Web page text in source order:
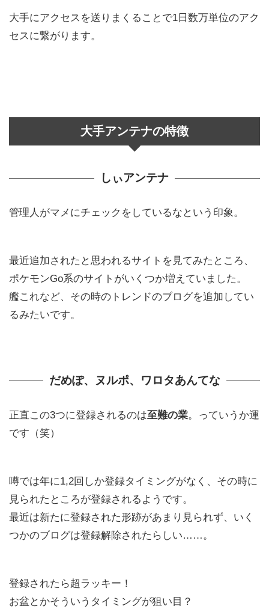
大手にアクセスを送りまくることで1日数万単位のアク
セスに繋がります。
大手アンテナの特徴
しぃアンテナ
管理人がマメにチェックをしているなという印象。
最近追加されたと思われるサイトを見てみたところ、
ポケモンGo系のサイトがいくつか増えていました。
艦これなど、その時のトレンドのブログを追加してい
るみたいです。
だめぽ、ヌルポ、ワロタあんてな
正直この3つに登録されるのは至難の業。っていうか運
です（笑）
噂では年に1,2回しか登録タイミングがなく、その時に
見られたところが登録されるようです。
最近は新たに登録された形跡があまり見られず、いく
つかのブログは登録解除されたらしい……。
登録されたら超ラッキー！
お盆とかそういうタイミングが狙い目？